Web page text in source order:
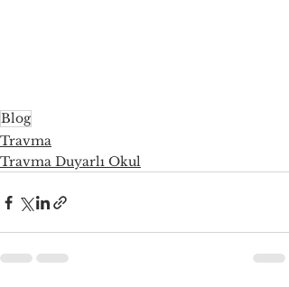
Blog
Travma
Travma Duyarlı Okul